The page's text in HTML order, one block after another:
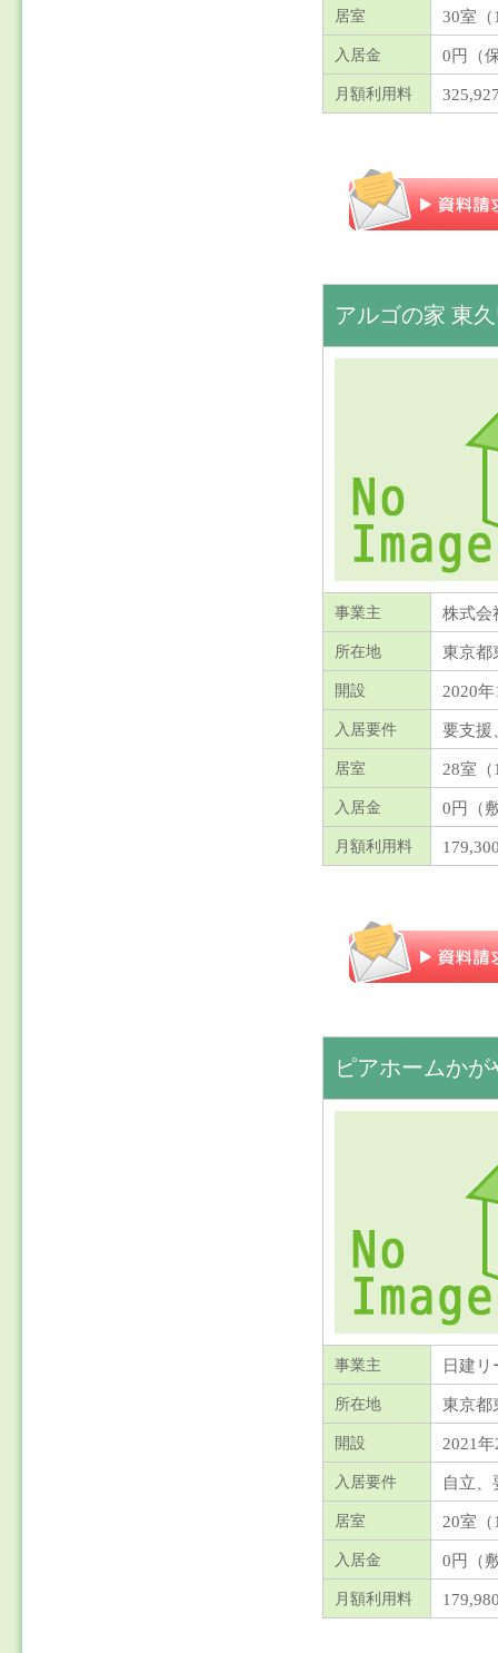
居室 30室（
入居金 0円（
月額利用料
アルゴの家 東
事業主 株式会
所在地 東京都
開設 2020
入居要件 要支援
居室 28室
入居金 0円（
月額利用料
ピアホームかが
事業主 日建
所在地 東京都
開設 2021
入居要件 自立、
居室 20室
入居金 0円（
月額利用料